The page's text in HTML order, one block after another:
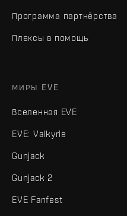
Программа партнёрства
Плексы в помощь
МИРЫ EVE
Вселенная EVE
EVE: Valkyrie
Gunjack
Gunjack 2
EVE Fanfest